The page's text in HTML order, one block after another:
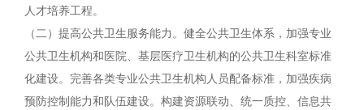
人才培养工程。
（二）提高公共卫生服务能力。健全公共卫生体系，加强专业
公共卫生机构和医院、基层医疗卫生机构的公共卫生科室标准
化建设。完善各类专业公共卫生机构人员配备标准，加强疾病
预防控制能力和队伍建设。构建资源联动、统一质控、信息共